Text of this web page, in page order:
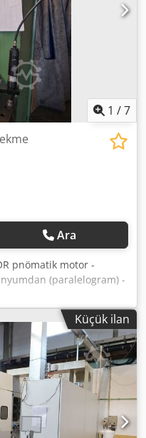
1 /7
Ara
pnömatik motor -
(paralelogram) -
Id Rex Aayea - Kapasite:
çalışma yarıçapı:
hava basıncı: maks:
sadece makineyi
değildir (resimlerde
bir masa veya benzeri
üzerine, Avrupa
karşılığında
Randevu ile
bizimle iletişime
Küçük ilan